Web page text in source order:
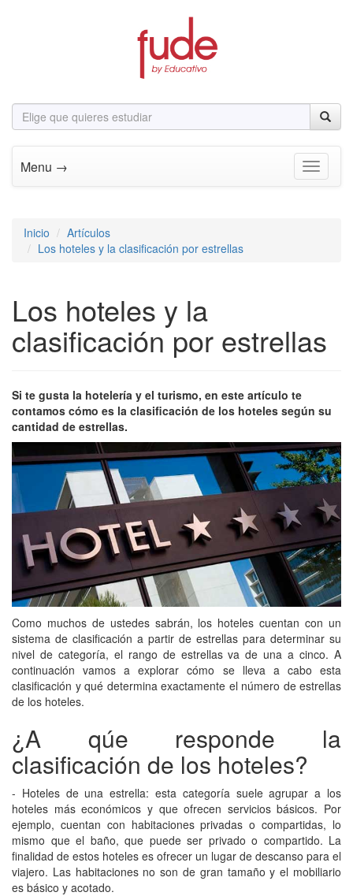
Menu → Toggle
Inicio
Artículos
Los hoteles y la clasificación por estrellas
Los hoteles y la
clasificación por estrellas
Si te gusta la hotelería y el turismo, en este artículo te
contamos cómo es la clasificación de los hoteles según su
cantidad de estrellas.
Como muchos de ustedes sabrán, los hoteles cuentan con un
sistema de clasificación a partir de estrellas para determinar su
nivel de categoría, el rango de estrellas va de una a cinco. A
continuación vamos a explorar cómo se lleva a cabo esta
clasificación y qué determina exactamente el número de estrellas
de los hoteles.
¿A qúe responde la
clasificación de los hoteles?
- Hoteles de una estrella: esta categoría suele agrupar a los
hoteles más económicos y que ofrecen servicios básicos. Por
ejemplo, cuentan con habitaciones privadas o compartidas, lo
mismo que el baño, que puede ser privado o compartido. La
finalidad de estos hoteles es ofrecer un lugar de descanso para el
viajero. Las habitaciones no son de gran tamaño y el mobiliario
es básico y acotado.